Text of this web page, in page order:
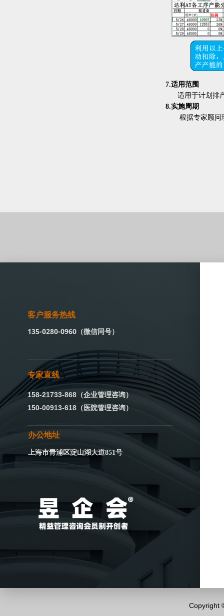
7.适用范围
适用于计划排
8.实施周期
根据专家顾问
客户服务热线
135-0280-0960（微信同号）
专家直线
158-21733-868（企业管理咨询）
150-00913-618（医院管理咨询）
办公地址
上海市青浦区淀山湖大道851号
Copyright